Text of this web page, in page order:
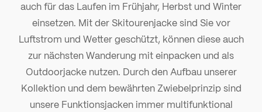
auch für das Laufen im Frühjahr, Herbst und Winter
einsetzen. Mit der Skitourenjacke sind Sie vor
Luftstrom und Wetter geschützt, können diese auch
zur nächsten Wanderung mit einpacken und als
Outdoorjacke nutzen. Durch den Aufbau unserer
Kollektion und dem bewährten Zwiebelprinzip sind
unsere Funktionsjacken immer multifunktional